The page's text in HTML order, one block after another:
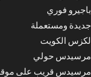
فوري
ومستعملة
الكويت
مرسيدس حولي
مرسيدس قريب على